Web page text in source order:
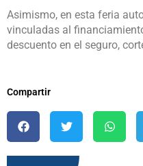
Asimismo, en esta feria
vinculadas al
descuento en el seguro,
Compartir